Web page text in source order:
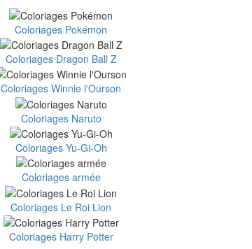
Coloriages Pokémon
Coloriages Dragon Ball Z
Coloriages Winnie l'Ourson
Coloriages Naruto
Coloriages Yu-Gi-Oh
Coloriages armée
Coloriages Le Roi Lion
Coloriages Harry Potter